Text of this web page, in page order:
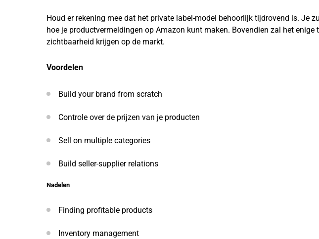
Houd er rekening mee dat het private label-model behoorlijk tijdrovend is. Je
hoe je productvermeldingen op Amazon kunt maken. Bovendien zal het enige
zichtbaarheid krijgen op de markt.
Voordelen
Build your brand from scratch
Controle over de prijzen van je producten
Sell on multiple categories
Build seller-supplier relations
Nadelen
Finding profitable products
Inventory management